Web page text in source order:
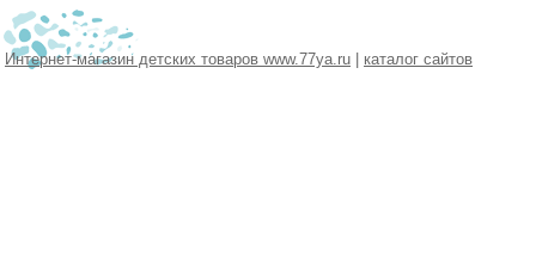
Интернет-магазин детских товаров www.77ya.ru каталог сайтов